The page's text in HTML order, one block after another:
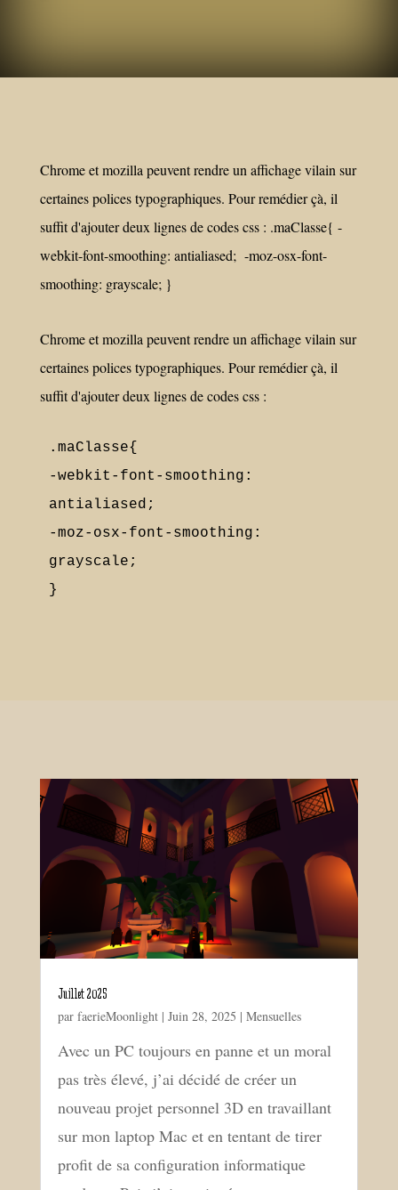
Chrome et mozilla peuvent rendre un affichage vilain sur
certaines polices typographiques. Pour remédier çà, il
suffit d'ajouter deux lignes de codes css : .maClasse{ -
webkit-font-smoothing: antialiased; -moz-osx-font-
smoothing: grayscale; }
Chrome et mozilla peuvent rendre un affichage vilain sur
certaines polices typographiques. Pour remédier çà, il
suffit d'ajouter deux lignes de codes css :
.maClasse{
-webkit-font-smoothing:
antialiased;
-moz-osx-font-smoothing:
grayscale;
}
Juillet 2025
par faerieMoonlight| Juin 28, 2025 | Mensuelles
Avec un PC toujours en panne et un moral
pas très élevé, j’ai décidé de créer un
nouveau projet personnel 3D en travaillant
sur mon laptop Mac et en tentant de tirer
profit de sa configuration informatique